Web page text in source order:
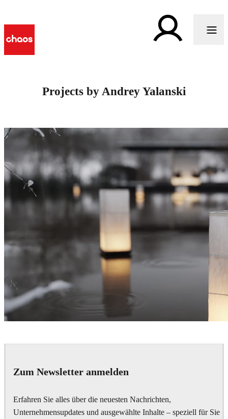
Projects by Andrey Yalanski
Zum Newsletter anmelden
Erfahren Sie alles über die neuesten Nachrichten,
Unternehmensupdates und ausgewählte Inhalte – speziell für Sie